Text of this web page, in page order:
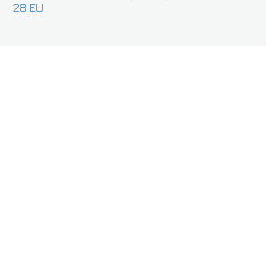
28 EU